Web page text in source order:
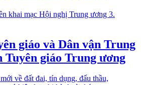
giáo và Dân vận Trung
Tuyên giáo Trung ương